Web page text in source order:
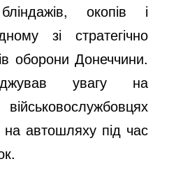
окопів і
зі стратегічно
оборони Донеччини.
увагу на
автошляху під час